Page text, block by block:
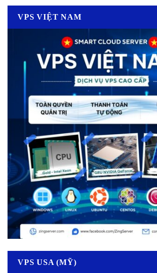
VPS VIỆT NAM
VPS USA (MỸ)